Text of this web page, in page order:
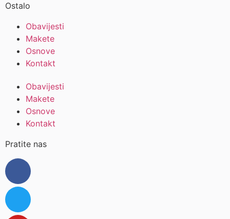
Ostalo
Obavijesti
Makete
Osnove
Kontakt
Obavijesti
Makete
Osnove
Kontakt
Pratite nas